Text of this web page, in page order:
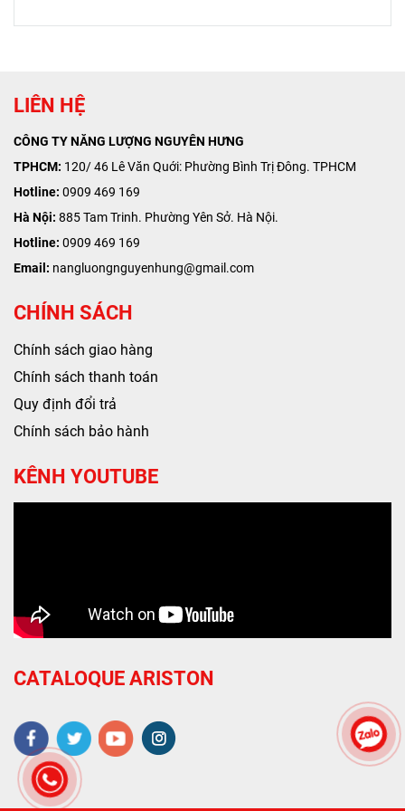
LIÊN HỆ
CÔNG TY NĂNG LƯỢNG NGUYÊN HƯNG
TPHCM: 120/ 46 Lê Văn Quới: Phường Bình Trị Đông. TPHCM
Hotline: 0909 469 169
Hà Nội: 885 Tam Trinh. Phường Yên Sở. Hà Nội.
Hotline: 0909 469 169
Email: nangluongnguyenhung@gmail.com
CHÍNH SÁCH
Chính sách giao hàng
Chính sách thanh toán
Quy định đổi trả
Chính sách bảo hành
KÊNH YOUTUBE
CATALOQUE ARISTON